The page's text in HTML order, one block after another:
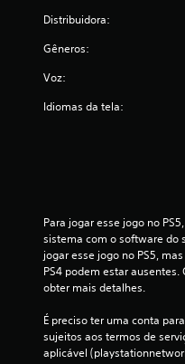
e
e
u
s
s
e
m
a
n
t
e
m
e
e
v
o
c
ê
a
r
Distribuidora:
Gêneros:
Voz:
Idiomas da tela:
Para jogar esse jogo no
sistema com o software do
jogar esse jogo no PS5,
PS4 podem estar
obter mais detalhes.
É preciso ter uma conta
sujeitos aos termos de
aplicável